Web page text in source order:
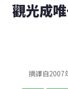
觀光成
摘譯自2007